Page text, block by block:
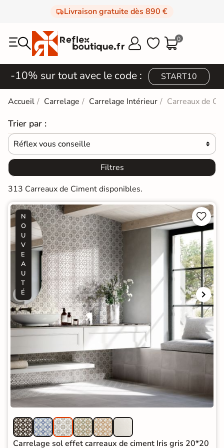
Livraison gratuite dès 890 €
  0
-10% sur tout avec le code : START10
Accueil Carrelage Carrelage Intérieur Carreaux de
Trier par :
Réflex vous conseille 
Filtres
313 Carreaux de Ciment disponibles.
N
O
U
V
E
A
U
T
É


Carrelage sol effet carreaux de ciment Iris gris 20*20